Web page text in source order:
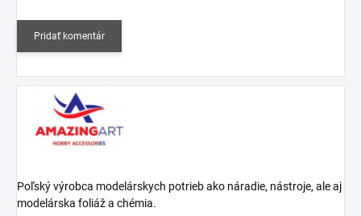
Pridať komentár
Poľský výrobca modelárskych potrieb ako náradie, nástroje, ale aj
modelárska foliáž a chémia.